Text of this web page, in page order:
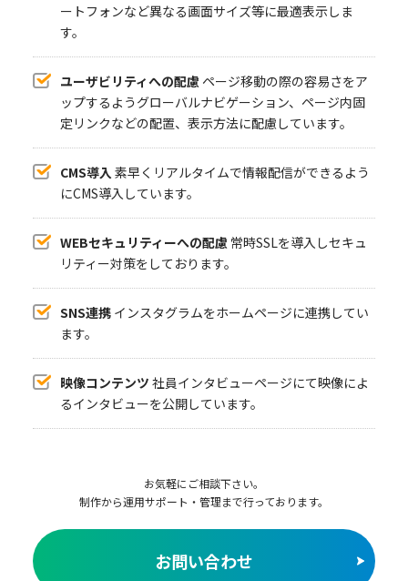
ートフォンなど異なる画面サイズ等に最適表示しま
す。
ユーザビリティへの配慮 ページ移動の際の容易さをア
ップするようグローバルナビゲーション、ページ内固
定リンクなどの配置、表示方法に配慮しています。
CMS導入 素早くリアルタイムで情報配信ができるよう
にCMS導入しています。
WEBセキュリティーへの配慮 常時SSLを導入しセキュ
リティー対策をしております。
SNS連携インスタグラムをホームページに連携してい
ます。
映像コンテンツ 社員インタビューページにて映像によ
るインタビューを公開しています。
お気軽にご相談下さい。
制作から運用サポート・管理まで行っております。
お問い合わせ